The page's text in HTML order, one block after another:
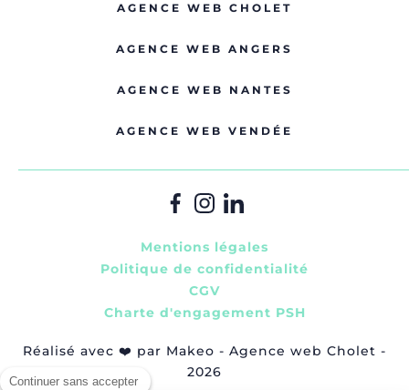
AGENCE WEB CHOLET
AGENCE WEB ANGERS
AGENCE WEB NANTES
AGENCE WEB VENDÉE
Mentions légales
Politique de confidentialité
CGV
Charte d'engagement PSH
Réalisé avec ❤️ par Makeo - Agence web Cholet -
2026
Continuer sans accepter